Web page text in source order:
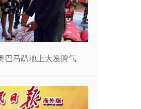
巴马趴地上大发脾气